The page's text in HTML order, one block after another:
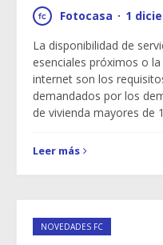
Fotocasa · 1
La disponibilidad de
esenciales próximos o
internet son los
demandados por los
de vivienda mayores de
Leer más
NOVEDADES FC